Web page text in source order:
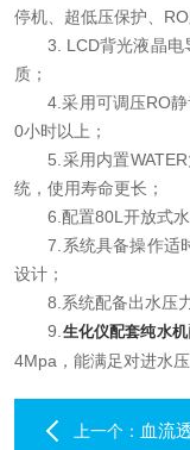
停机、超低压保护、
3. LCD背光液晶电
质；
4.采用可调压RO静
0小时以上；
5.采用内置WATER
统，使用寿命更长；
6.配置80L开放式水
7.系统具备操作适时
设计；
8.系统配备出水压力
9. 生化仪配套纯水机
4Mpa，能满足对进水
上一个： 血流